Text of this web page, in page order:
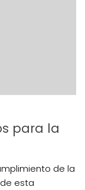
para la
de la
esta